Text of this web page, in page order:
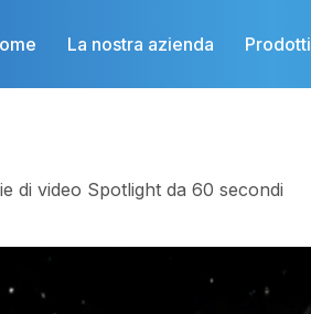
La nostra azienda Prodotti
di video Spotlight da 60 secondi